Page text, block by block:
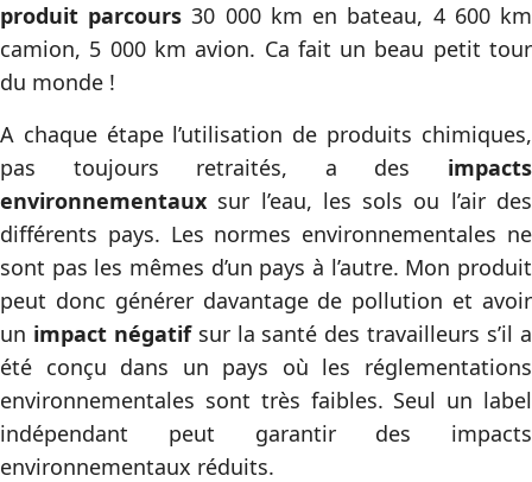
produit parcours 30 000 km en bateau, 4 600 km
camion, 5 000 km avion. Ca fait un beau petit tour
du monde !
A chaque étape l’utilisation de produits chimiques,
pas toujours retraités, a des impacts
environnementaux sur l’eau, les sols ou l’air des
différents pays. Les normes environnementales ne
sont pas les mêmes d’un pays à l’autre. Mon produit
peut donc générer davantage de pollution et avoir
un impact négatifsur la santé des travailleurs s’il a
été conçu dans un pays où les réglementations
environnementales sont très faibles. Seul un label
indépendant peut garantir des impacts
environnementaux réduits.